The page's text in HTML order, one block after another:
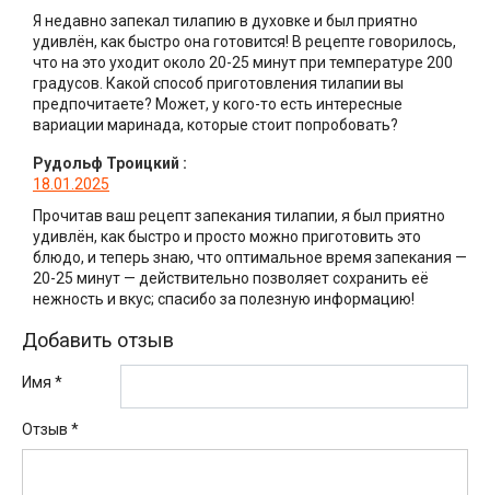
Я недавно запекал тилапию в духовке и был приятно
удивлён, как быстро она готовится! В рецепте говорилось,
что на это уходит около 20-25 минут при температуре 200
градусов. Какой способ приготовления тилапии вы
предпочитаете? Может, у кого-то есть интересные
вариации маринада, которые стоит попробовать?
Рудольф Троицкий :
18.01.2025
Прочитав ваш рецепт запекания тилапии, я был приятно
удивлён, как быстро и просто можно приготовить это
блюдо, и теперь знаю, что оптимальное время запекания —
20-25 минут — действительно позволяет сохранить её
нежность и вкус; спасибо за полезную информацию!
Добавить отзыв
Имя *
Отзыв *